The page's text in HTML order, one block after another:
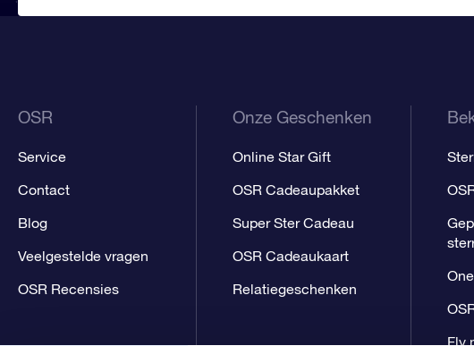
OSR
Service
Contact
Blog
Veelgestelde vragen
OSR Recensies
Onze Geschenken
Online Star Gift
OSR Cadeaupakket
Super Ster Cadeau
OSR Cadeaukaart
Relatiegeschenken
Fly